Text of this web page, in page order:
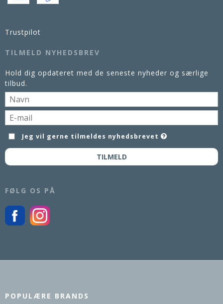
Trustpilot
TILMELD NYHEDSBREV
Hold dig opdateret med de seneste nyheder og særlige
tilbud.
Jeg vil gerne tilmeldes nyhedsbrevet
TILMELD
FØLG OS PÅ
POPULÆRE BRANDS